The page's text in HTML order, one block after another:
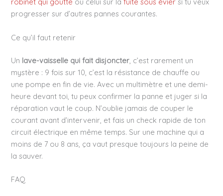
progresser sur d’autres pannes courantes.
Ce qu’il faut retenir
Un lave-vaisselle qui fait disjoncter , c’est rarement un
mystère : 9 fois sur 10, c’est la résistance de chauffe ou
une pompe en fin de vie. Avec un multimètre et une demi-
heure devant toi, tu peux confirmer la panne et juger si la
réparation vaut le coup. N’oublie jamais de couper le
courant avant d’intervenir, et fais un check rapide de ton
circuit électrique en même temps. Sur une machine qui a
moins de 7 ou 8 ans, ça vaut presque toujours la peine de
la sauver.
FAQ